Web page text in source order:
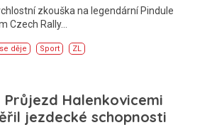
zkouška na legendární Pindule
Czech Rally…
děje Sport ZL
Průjezd Halenkovicemi
jezdecké schopnosti